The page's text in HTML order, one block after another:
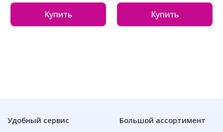
Купить Купить
Удобный сервис Большой ассортимент